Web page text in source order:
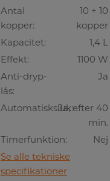
Antal
kopper:
10 + 10
kopper
Kapacitet:
1,4 L
Effekt:
1100 W
Anti-dryp-
lås:
Ja
Automatisksluk:Ja, efter 40
min.
Timerfunktion:
Nej
Se alle tekniske
specifikationer